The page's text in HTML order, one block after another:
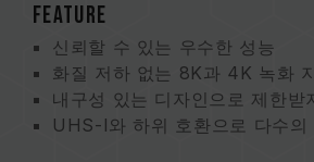
FEATURE
신뢰할 수 있는 우수한 성능
화질 저하 없는 8K과 4K 녹화
내구성 있는 디자인으로 제한받
UHS-I와 하위 호환으로 다수의